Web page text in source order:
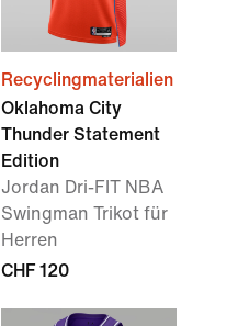
Recyclingmaterialien
Oklahoma City
Thunder Statement
Edition
Jordan Dri-FIT NBA
Swingman Trikot für
Herren
CHF 120